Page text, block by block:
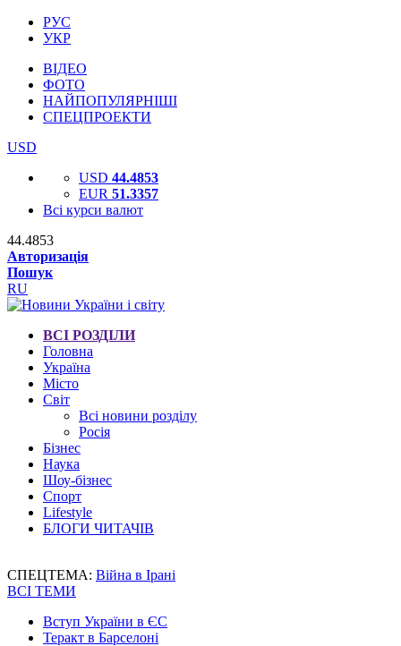
РУС
УКР
ВІДЕО
ФОТО
НАЙПОПУЛЯРНІШІ
СПЕЦПРОЕКТИ
USD
USD 44.4853
EUR 51.3357
Всі курси валют
44.4853
Авторизація
Пошук
RU
ВСІ РОЗДІЛИ
Головна
Україна
Місто
Світ
Всі новини розділу
Росія
Бізнес
Наука
Шоу-бізнес
Спорт
Lifestyle
БЛОГИ ЧИТАЧІВ
СПЕЦТЕМА: Війна в Ірані
ВСІ ТЕМИ
Вступ України в ЄС
Теракт в Барселоні